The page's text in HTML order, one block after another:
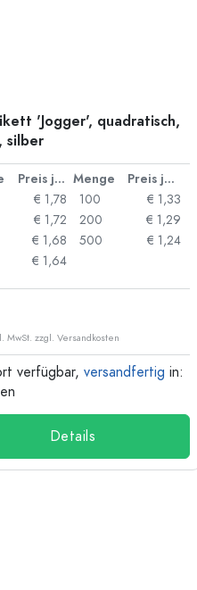
'Jogger', quadratisch,
silber
Preis je Stück Menge
Preis je Stück
€ 1,78
€ 1,72
€ 1,68
€ 1,64
100
€ 1,33
200
€ 1,29
500
€ 1,24
MwSt. zzgl. Versandkosten
verfügbar, versandfertig in:
Details